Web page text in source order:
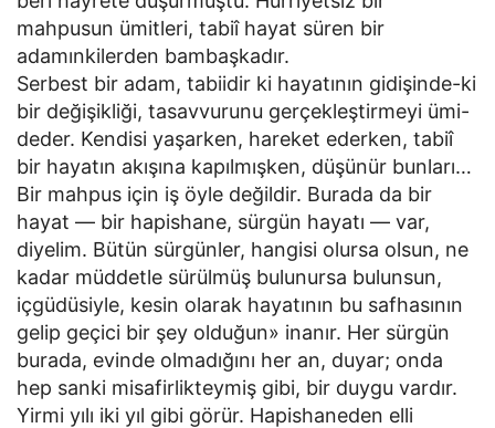
mahpusun ümitleri, tabiî hayat süren bir
adamınkilerden bambaşkadır.
Serbest bir adam, tabiidir ki hayatının gidişinde-ki
bir değişikliği, tasavvurunu gerçekleştirmeyi ümi-
deder. Kendisi yaşarken, hareket ederken, tabiî
bir hayatın akışına kapılmışken, düşünür bunları…
Bir mahpus için iş öyle değildir. Burada da bir
hayat — bir hapishane, sürgün hayatı — var,
diyelim. Bütün sürgünler, hangisi olursa olsun, ne
kadar müddetle sürülmüş bulunursa bulunsun,
içgüdüsiyle, kesin olarak hayatının bu safhasının
gelip geçici bir şey olduğun» inanır. Her sürgün
burada, evinde olmadığını her an, duyar; onda
hep sanki misafirlikteymiş gibi, bir duygu vardır.
Yirmi yılı iki yıl gibi görür. Hapishaneden elli